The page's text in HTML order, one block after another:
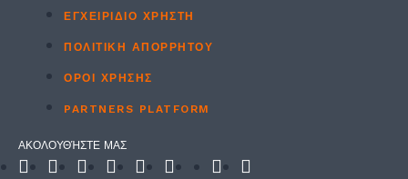
ΕΓΧΕΙΡΙΔΙΟ ΧΡΗΣΤΗ
ΠΟΛΙΤΙΚΉ ΑΠΟΡΡΉΤΟΥ
ΟΡΟΙ ΧΡΉΣΗΣ
PARTNERS PLATFORM
ΑΚΟΛΟΥΘΉΣΤΕ ΜΑΣ